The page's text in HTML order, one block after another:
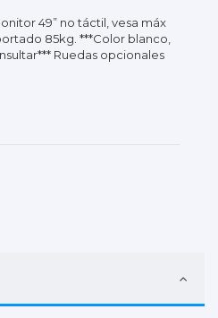
49” no táctil, vesa máx
85kg. ***Color blanco,
Ruedas opcionales